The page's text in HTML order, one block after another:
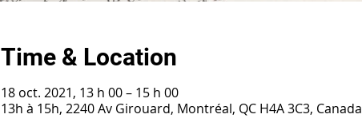
Time & Location
18 oct. 2021, 13 h 00 – 15 h 00
13h à 15h, 2240 Av Girouard, Montréal, QC H4A 3C3, Canada